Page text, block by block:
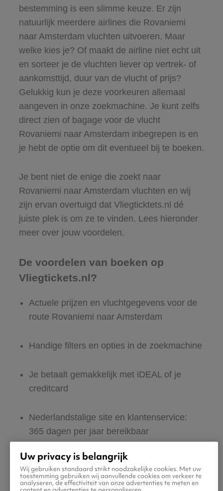
bestemming is een slimme keuze. Er zijn
natuurlijk meerdere airlines die Rovaniemi
naar Amsterdam vluchten uitvoeren. Maar
welke kies je? Of maakt de airline niet echt uit
en sorteer je de vluchten liever op vertrek- of
aankomsttijd, duur van de vlucht of prijs?
Gelukkig kun je deze voorkeuren allemaal
aangeven in onze zoekmachine. Je kunt zelfs
direct zien of bagage voor de vlucht
Rovaniemi naar Amsterdam inbegrepen is en
je hebt de optie om dit eventueel bij te boeken.
Je bent niet de enige die zoekt naar
Rovaniemi naar Amsterdam vluchten en wij
zijn ervan overtuigd dat Vliegticktets.nl dé
juiste plek is om ze te vinden. Lees hieronder
meer over jouw voordelen.
De voordelen van boeken op
Vliegtickets.nl?
Actuele prijzen en vluchtgegevens voor de
route Rovaniemi naar Amsterdam
Handige filters en opties in de zoekmachine
Je betaalt gemakkelijk met iDEAL of je
creditcard
Nederlandstalige site en klantenservice:
365 dagen per jaar bereikbaar
Zeker van veilig boeken en betalen
Boek ook direct een hotel of huurauto voor
Uw privacy is belangrijk
Wij gebruiken standaard strikt noodzakelijke cookies. Met uw
toestemming gebruiken wij aanvullende cookies om verkeer te
analyseren, de effectiviteit van onze advertenties te meten en